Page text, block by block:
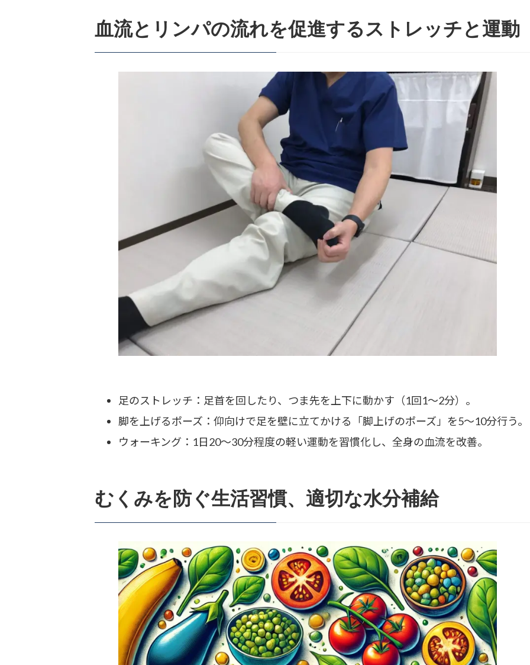
血流とリンパの流れを促進するストレッチと運動
足のストレッチ：足首を回したり、つま先を上下に動かす（1回1～2分）。
脚を上げるポーズ：仰向けで足を壁に立てかける「脚上げのポーズ」を5～10分行う。
ウォーキング：1日20～30分程度の軽い運動を習慣化し、全身の血流を改善。
むくみを防ぐ生活習慣、適切な水分補給